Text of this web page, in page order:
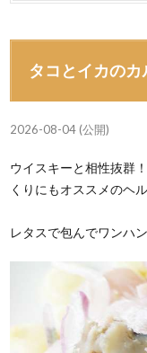
タコとイカのカ
2026-08-04 (公開)
ウイスキーと相性抜群
くりにもオススメのヘ
レタスで包んでワンハ